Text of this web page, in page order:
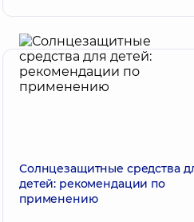
Солнцезащитные средства
детей: рекомендации по
применению